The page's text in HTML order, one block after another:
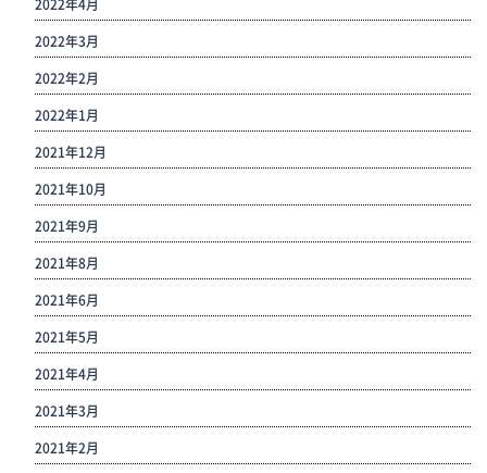
2022年4月
2022年3月
2022年2月
2022年1月
2021年12月
2021年10月
2021年9月
2021年8月
2021年6月
2021年5月
2021年4月
2021年3月
2021年2月